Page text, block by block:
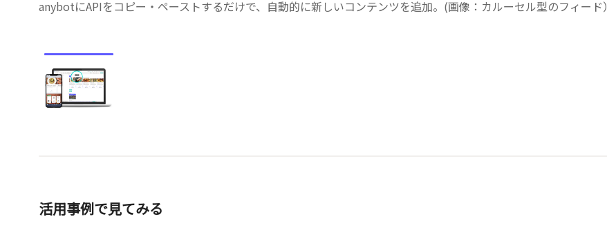
anybotにAPIをコピー・ペーストするだけで、自動的に新しいコンテンツを追加。(画像：カルーセル型のフィード）
活用事例で見てみる